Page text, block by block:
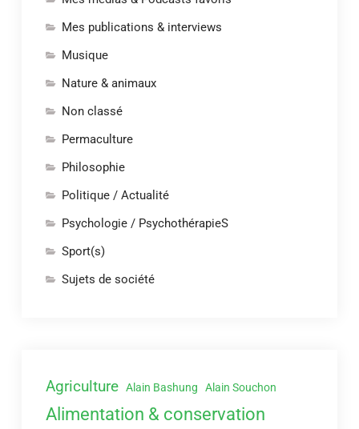
Mes publications & interviews
Musique
Nature & animaux
Non classé
Permaculture
Philosophie
Politique / Actualité
Psychologie / PsychothérapieS
Sport(s)
Sujets de société
Agriculture Alain Bashung Alain Souchon
Alimentation & conservation